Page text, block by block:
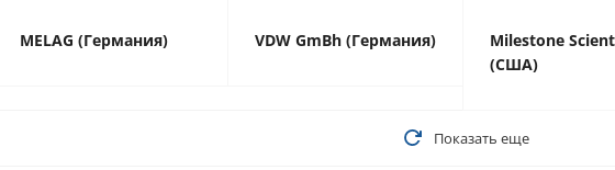
MELAG (Германия) VDW GmBh (Германия)
Milestone
(США)
Показать еще